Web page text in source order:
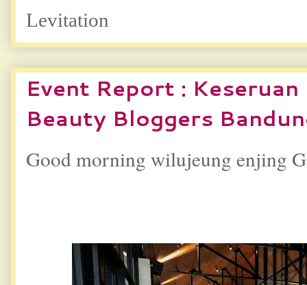
Levitation
Event Report :
Beauty Bloggers
Good morning wilujeung enjing